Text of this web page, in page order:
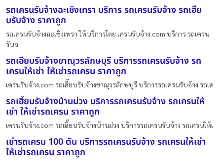
รถเครนรับจ้างฉะเชิงเทรา บริการ รถเครนรับจ้าง รถเฮี๊ย
บรับจ้าง ราคาถูก
รถเครนรับจ้างฉะเชิงเทรา ให้บริการโดย เครนรับจ้าง.com บริการ รถเครน
รับจ
รถเฮี๊ยบรับจ้างขาณุวรลักษบุรี บริการรถเครนรับจ้าง รถ
เครนให้เช่า ให้เช่ารถเครน ราคาถูก
เครนรับจ้าง.com รถเฮี๊ยบรับจ้างขาณุวรลักษบุรี บริการรถเครนรับจ้าง รถเค
รถเฮี๊ยบรับจ้างบ้านม่วง บริการรถเครนรับจ้าง รถเครนให้
เช่า ให้เช่ารถเครน ราคาถูก
เครนรับจ้าง.com รถเฮี๊ยบรับจ้างบ้านม่วง บริการรถเครนรับจ้าง รถเครนให้เ
เช่ารถเครน 100 ตัน บริการรถเครนรับจ้าง รถเครนให้เช่า
ให้เช่ารถเครน ราคาถูก